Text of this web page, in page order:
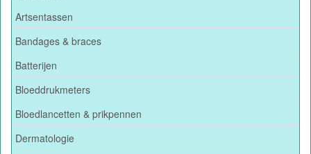
Artsentassen
Bandages & braces
Batterijen
Bloeddrukmeters
Bloedlancetten & prikpennen
Dermatologie